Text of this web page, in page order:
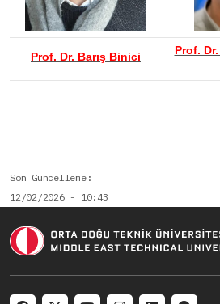
Prof. Dr. Barış Binici Prof.
Son Güncelleme
12/02/2026 - 10:43